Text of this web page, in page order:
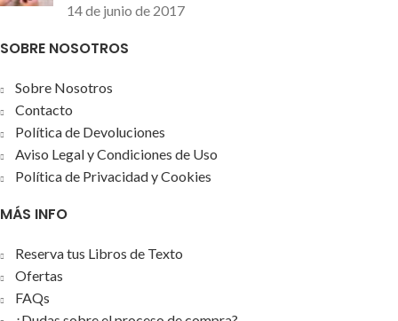
14 de junio de 2017
SOBRE NOSOTROS
Sobre Nosotros
Contacto
Política de Devoluciones
Aviso Legal y Condiciones de Uso
Política de Privacidad y Cookies
MÁS INFO
Reserva tus Libros de Texto
Ofertas
FAQs